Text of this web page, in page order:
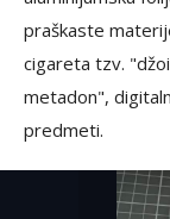
praškaste
cigareta tzv.
metadon",
predmeti.